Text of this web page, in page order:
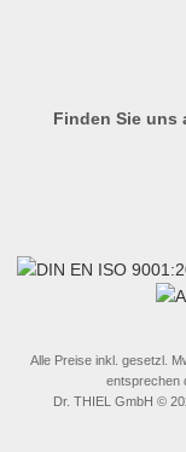
Finden Sie uns
Alle Preise inkl. gesetzl.
entsprechen
Dr. THIEL GmbH ©